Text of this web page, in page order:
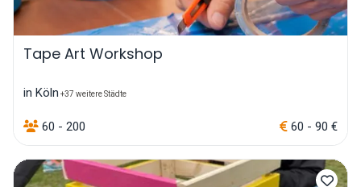
Tape Art Workshop
in Köln +37 weitere Städte
60 - 200 60 - 90 €